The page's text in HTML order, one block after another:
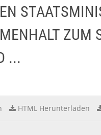
ZUM
...
HTML Herunterladen